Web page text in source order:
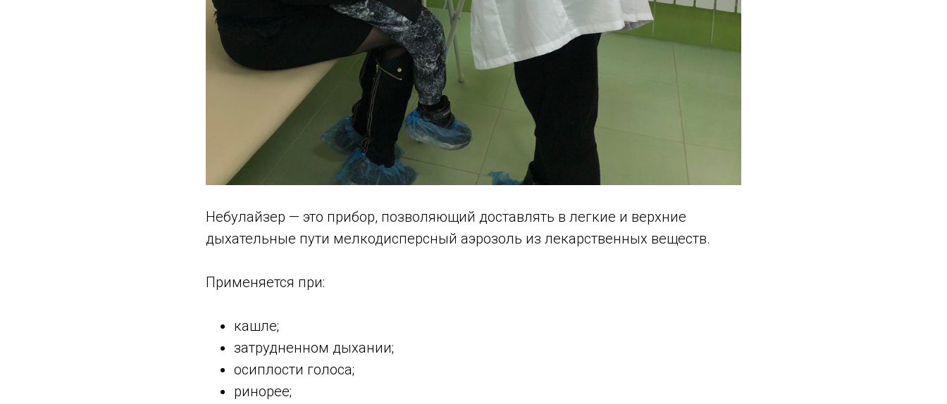
Небулайзер — это прибор, позволяющий доставлять в легкие и верхние
дыхательные пути мелкодисперсный аэрозоль из лекарственных веществ.
Применяется при:
кашле;
затрудненном дыхании;
осиплости голоса;
ринорее;